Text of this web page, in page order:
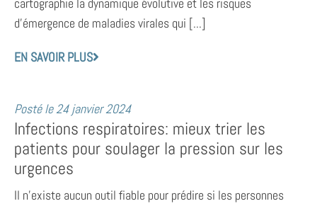
cartographie la dynamique évolutive et les risques
d’émergence de maladies virales qui [...]
EN SAVOIR PLUS
Posté le24 janvier 2024
Infections respiratoires: mieux trier les
patients pour soulager la pression sur les
urgences
Il n’existe aucun outil fiable pour prédire si les personnes